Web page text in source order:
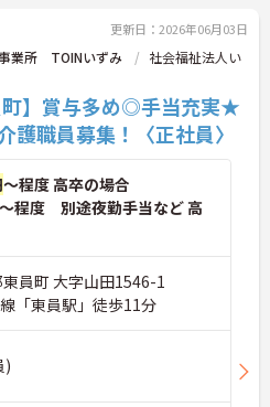
更新日：2026年06月03日
業所 TOINいずみ
社会福祉法人い
町】賞与多め◎手当充実★
護職員募集！〈正社員〉
～程度 高卒の場合
～程度 別途夜勤手当など 高
員町 大字山田1546-1
「東員駅」徒歩11分
)